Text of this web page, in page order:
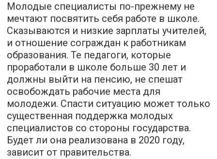
Молодые специалисты по-прежнему не
мечтают посвятить себя работе в школе.
Сказываются и низкие зарплаты учителей,
и отношение сограждан к работникам
образования. Те педагоги, которые
проработали в школе больше 30 лет и
должны выйти на пенсию, не спешат
освобождать рабочие места для
молодежи. Спасти ситуацию может только
существенная поддержка молодых
специалистов со стороны государства.
Будет ли она реализована в 2020 году,
зависит от правительства.